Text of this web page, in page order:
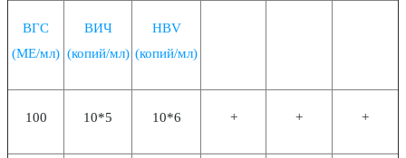
ВГС
(МЕ/мл)
ВИЧ
(копий/мл)
HBV
(копий/мл)
100 10*5 10*6 + + +